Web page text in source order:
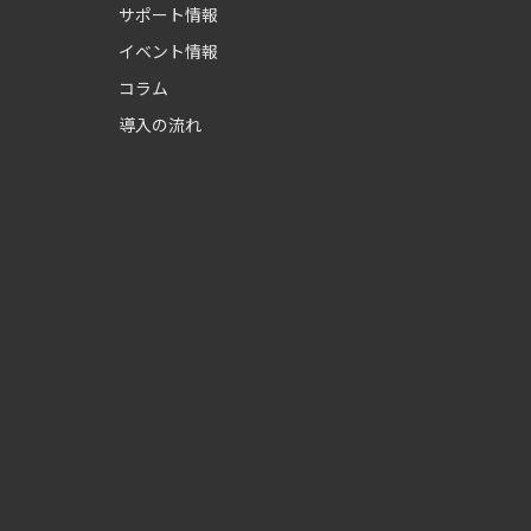
サポート情報
イベント情報
コラム
導入の流れ